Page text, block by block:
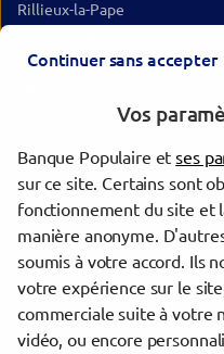
Rillieux-la-Pape
Décines-Charpieu
Villefranche-sur-Saône
Vienne
Saint-Chamond
Bourgoin-Jallieu
Saint-Étienne
Trouver une agence Banque
Continuer sans accepter
Vos
Banque Populaire etses
sur ce site. Certains sont
fonctionnement du site et
manière anonyme.
soumis à votre accord. Ils
votre expérience sur le
commerciale suite à votre
vidéo, ou encore